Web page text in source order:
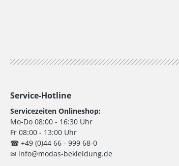
Service-Hotline
Servicezeiten Onlineshop:
Mo-Do 08:00 - 16:30 Uhr
Fr 08:00 - 13:00 Uhr
☎ +49 (0)44 66 - 999 68-0
✉ info@modas-bekleidung.de